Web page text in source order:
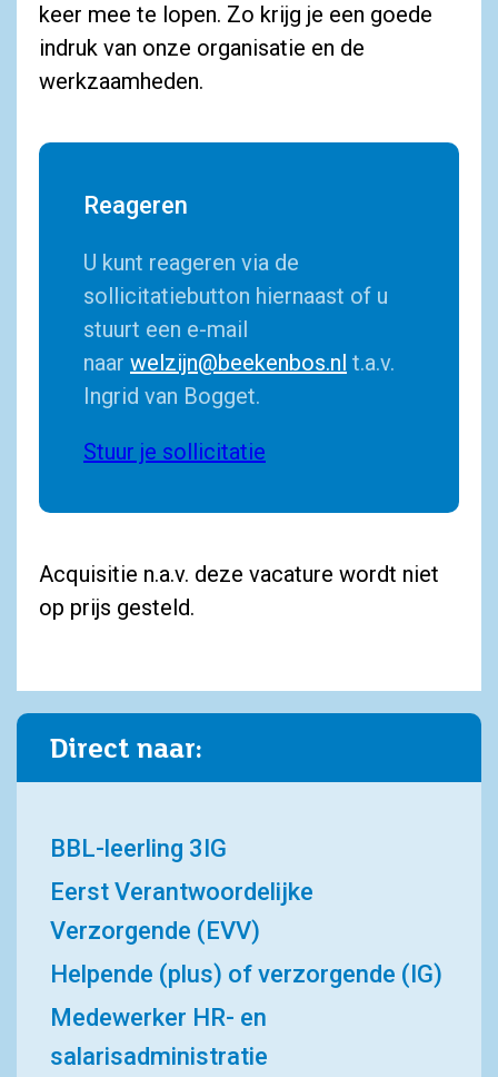
keer mee te lopen. Zo krijg je een goede
indruk van onze organisatie en de
werkzaamheden.
Reageren
U kunt reageren via de
sollicitatiebutton hiernaast of u
stuurt een e-mail
naar welzijn@beekenbos.nl t.a.v.
Ingrid van Bogget.
Stuur je sollicitatie
Acquisitie n.a.v. deze vacature wordt niet
op prijs gesteld.
Direct naar:
BBL-leerling 3IG
Eerst Verantwoordelijke
Verzorgende (EVV)
Helpende (plus) of verzorgende (IG)
Medewerker HR- en
salarisadministratie